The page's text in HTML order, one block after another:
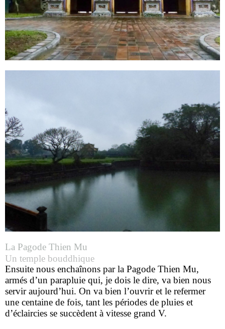
La Pagode Thien Mu
Un temple bouddhique
Ensuite nous enchaînons par la Pagode Thien Mu,
armés d’un parapluie qui, je dois le dire, va bien nous
servir aujourd’hui. On va bien l’ouvrir et le refermer
une centaine de fois, tant les périodes de pluies et
d’éclaircies se succèdent à vitesse grand V.